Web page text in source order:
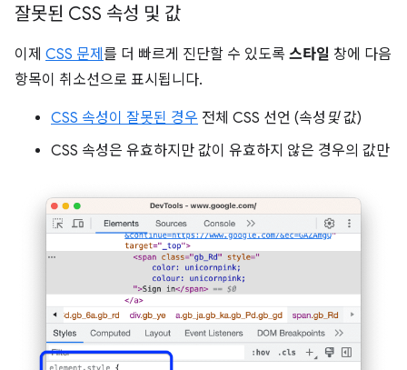
잘못된 CSS 속성 및 값
이제 CSS 문제 를 더 빠르게 진단할 수 있도록 스타일 창에 다음
항목이 취소선으로 표시됩니다.
CSS 속성이 잘못된 경우 전체 CSS 선언 (속성 및값)
CSS 속성은 유효하지만 값이 유효하지 않은 경우의 값만